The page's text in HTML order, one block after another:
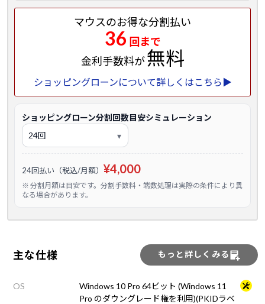
マウスのお得な分割払い
36 回まで
金利手数料が無料
ショッピングローンについて詳しくはこちら▶
ショッピングローン分割回数目安シミュレーション
24回払い（税込/月額） ¥4,000
※ 分割月額は目安です。分割手数料・端数処理は実際の条件により異
なる場合があります。
主な仕様 もっと詳しくみる
OS
Windows 10 Pro 64ビット (Windows 11
Pro のダウングレード権を利用)(PKIDラベ